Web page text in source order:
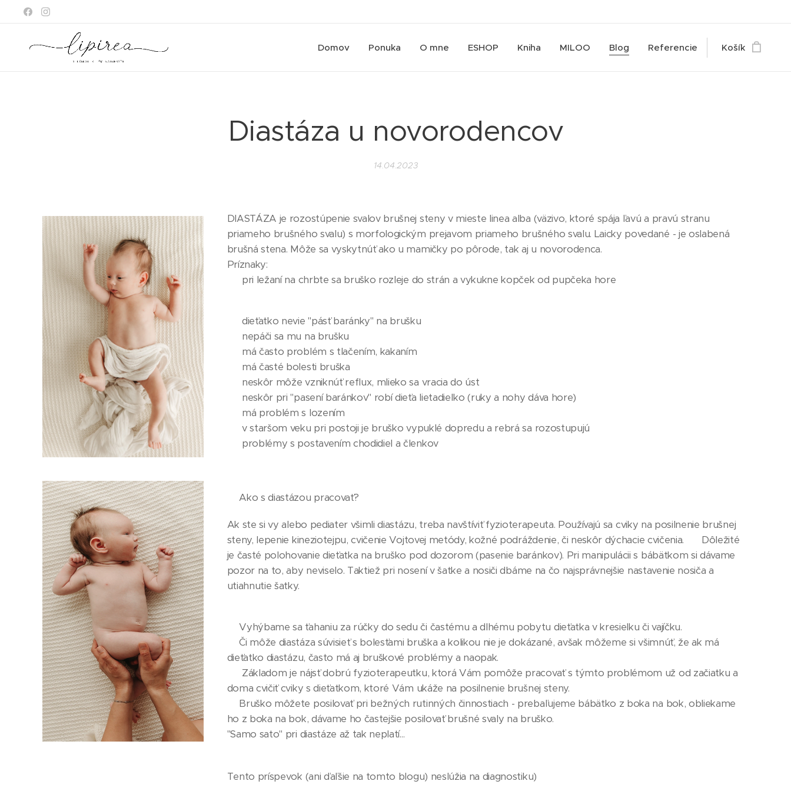
Domov Ponuka O mne ESHOP Kniha MILOO Blog Referencie Košík
Diastáza u novorodencov
14.04.2023
DIASTÁZA je rozostúpenie svalov brušnej steny v mieste linea alba (väzivo, ktoré spája ľavú a pravú stranu
priameho brušného svalu) s morfologickým prejavom priameho brušného svalu. Laicky povedané - je oslabená
brušná stena. Môže sa vyskytnúť ako u mamičky po pôrode, tak aj u novorodenca.
Príznaky:
👶🏼 pri ležaní na chrbte sa bruško rozleje do strán a vykukne kopček od pupčeka hore
👶🏼 dieťatko nevie "pásť baránky" na brušku
👶🏼 nepáči sa mu na brušku
👶🏼 má často problém s tlačením, kakaním
👶🏼 má časté bolesti bruška
👶🏼 neskôr môže vzniknúť reflux, mlieko sa vracia do úst
👶🏼 neskôr pri "pasení baránkov" robí dieťa lietadieľko (ruky a nohy dáva hore)
👶🏼 má problém s lozením
👶🏼 v staršom veku pri postoji je bruško vypuklé dopredu a rebrá sa rozostupujú
👶🏼 problémy s postavením chodidiel a členkov
🤱🏼Ako s diastázou pracovať?
Ak ste si vy alebo pediater všimli diastázu, treba navštíviť fyzioterapeuta. Používajú sa cviky na posilnenie brušnej
steny, lepenie kineziotejpu, cvičenie Vojtovej metódy, kožné podráždenie, či neskôr dýchacie cvičenia. 🤱🏼 Dôležité
je časté polohovanie dieťatka na bruško pod dozorom (pasenie baránkov). Pri manipulácii s bábätkom si dávame
pozor na to, aby neviselo. Taktiež pri nosení v šatke a nosiči dbáme na čo najsprávnejšie nastavenie nosiča a
utiahnutie šatky.
🤱🏼Vyhýbame sa ťahaniu za rúčky do sedu či častému a dlhému pobytu dieťatka v kresielku či vajíčku.
🤱🏼Či môže diastáza súvisieť s bolesťami bruška a kolikou nie je dokázané, avšak môžeme si všimnúť, že ak má
dieťatko diastázu, často má aj bruškové problémy a naopak.
🤱🏼 Základom je nájsť dobrú fyzioterapeutku, ktorá Vám pomôže pracovať s týmto problémom už od začiatku a
doma cvičiť cviky s dieťatkom, ktoré Vám ukáže na posilnenie brušnej steny.
🤱🏼Bruško môžete posilovať pri bežných rutinných činnostiach - prebaľujeme bábätko z boka na bok, obliekame
ho z boka na bok, dávame ho častejšie posilovať brušné svaly na bruško.
"Samo sato" pri diastáze až tak neplatí...
Tento príspevok (ani ďaľšie na tomto blogu) neslúžia na diagnostiku)